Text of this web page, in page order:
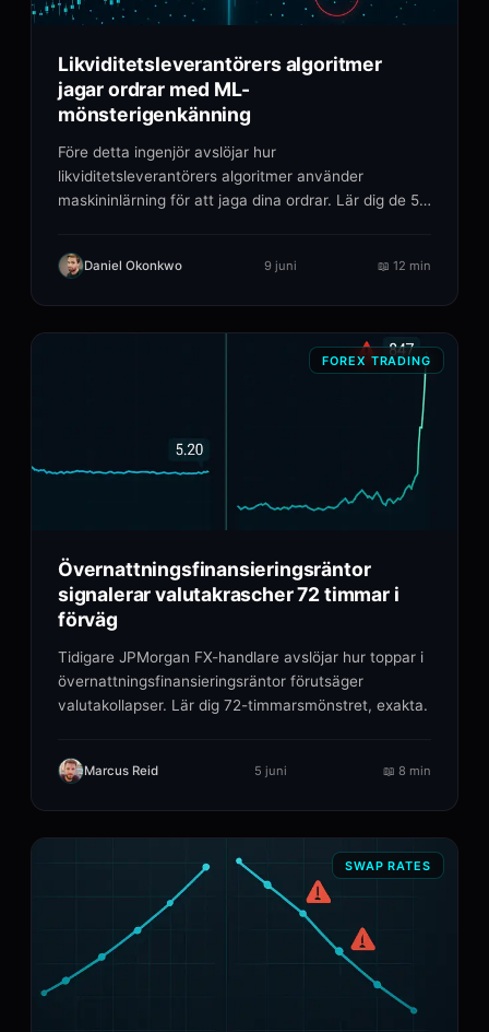
Likviditetsleverantörers algoritmer
jagar ordrar med ML-
mönsterigenkänning
Före detta ingenjör avslöjar hur
likviditetsleverantörers algoritmer använder
maskininlärning för att jaga dina ordrar. Lär dig de 5
Daniel Okonkwo 9 juni 📖 12 min
FOREX TRADING
Övernattningsfinansieringsräntor
signalerar valutakrascher 72 timmar i
förväg
Tidigare JPMorgan FX-handlare avslöjar hur toppar i
övernattningsfinansieringsräntor förutsäger
valutakollapser. Lär dig 72-timmarsmönstret, exakta.
Marcus Reid 5 juni 📖 8 min
SWAP RATES